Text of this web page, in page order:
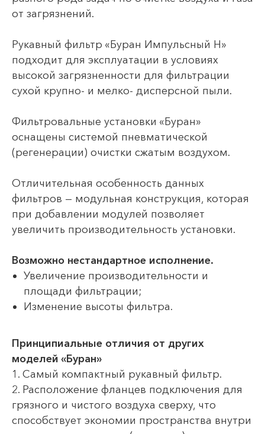
от загрязнений.
Рукавный фильтр «Буран Импульсный Н»
подходит для эксплуатации в условиях
высокой загрязненности для фильтрации
сухой крупно- и мелко- дисперсной пыли.
Фильтровальные установки «Буран»
оснащены системой пневматической
(регенерации) очистки сжатым воздухом.
Отличительная особенность данных
фильтров — модульная конструкция, которая
при добавлении модулей позволяет
увеличить производительность установки.
Возможно нестандартное исполнение.
Увеличение производительности и
площади фильтрации;
Изменение высоты фильтра.
Принципиальные отличия от других
моделей «Буран»
1. Самый компактный рукавный фильтр.
2. Расположение фланцев подключения для
грязного и чистого воздуха сверху, что
способствует экономии пространства внутри